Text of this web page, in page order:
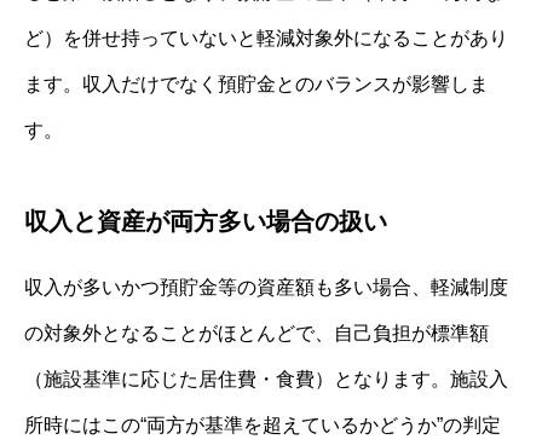
ど）を併せ持っていないと軽減対象外になることがあり
ます。収入だけでなく預貯金とのバランスが影響しま
す。
収入と資産が両方多い場合の扱い
収入が多いかつ預貯金等の資産額も多い場合、軽減制度
の対象外となることがほとんどで、自己負担が標準額
（施設基準に応じた居住費・食費）となります。施設入
所時にはこの“両方が基準を超えているかどうか”の判定